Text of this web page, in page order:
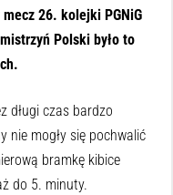
mecz 26. kolejki PGNiG
Polski było to
długi czas bardzo
nie mogły się pochwalić
bramkę kibice
do 5. minuty.